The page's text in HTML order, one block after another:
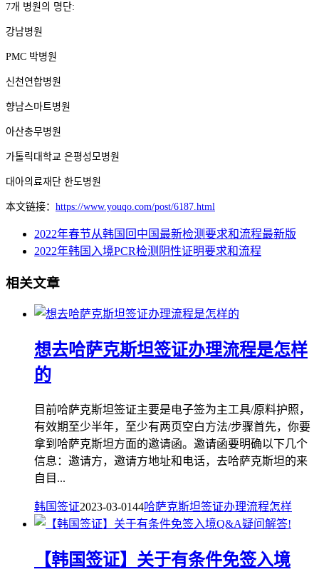
7개 병원의 명단:
강남병원
PMC 박병원
신천연합병원
향남스마트병원
아산충무병원
가톨릭대학교 은평성모병원
대아의료재단 한도병원
本文链接： https://www.youqo.com/post/6187.html
2022年春节从韩国回中国最新检测要求和流程最新版
2022年韩国入境PCR检测阴性证明要求和流程
相关文章
想去哈萨克斯坦签证办理流程是怎样
的
目前哈萨克斯坦签证主要是电子签为主工具/原料护照，
有效期至少半年，至少有两页空白方法/步骤首先，你要
拿到哈萨克斯坦方面的邀请函。邀请函要明确以下几个
信息：邀请方，邀请方地址和电话，去哈萨克斯坦的来
自目...
韩国签证2023-03-0144哈萨克斯坦签证办理流程怎样
【韩国签证】关于有条件免签入境